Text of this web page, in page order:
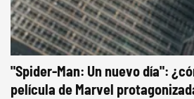
"Spider-Man: Un nuevo día":
película de Marvel